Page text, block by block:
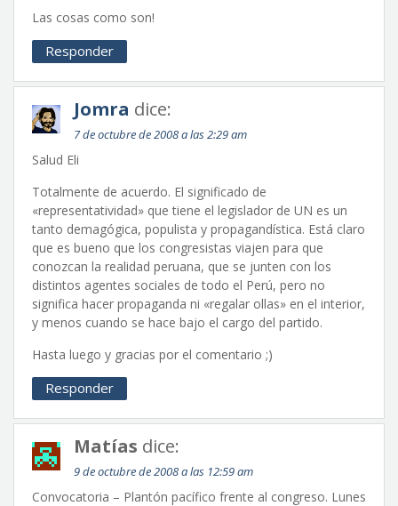
Las cosas como son!
Responder
Jomra dice:
7 de octubre de 2008 a las 2:29 am
Salud Eli
Totalmente de acuerdo. El significado de
«representatividad» que tiene el legislador de UN es un
tanto demagógica, populista y propagandística. Está claro
que es bueno que los congresistas viajen para que
conozcan la realidad peruana, que se junten con los
distintos agentes sociales de todo el Perú, pero no
significa hacer propaganda ni «regalar ollas» en el interior,
y menos cuando se hace bajo el cargo del partido.
Hasta luego y gracias por el comentario ;)
Responder
Matías dice:
9 de octubre de 2008 a las 12:59 am
Convocatoria – Plantón pacífico frente al congreso. Lunes